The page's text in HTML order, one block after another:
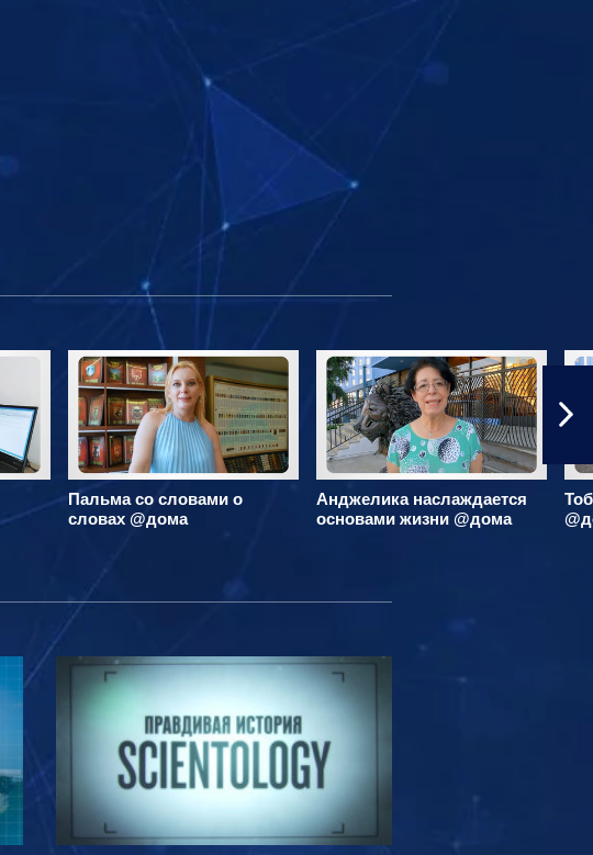
Пальма со словами о
словах @дома
Анджелика наслаждается
основами жизни @дома